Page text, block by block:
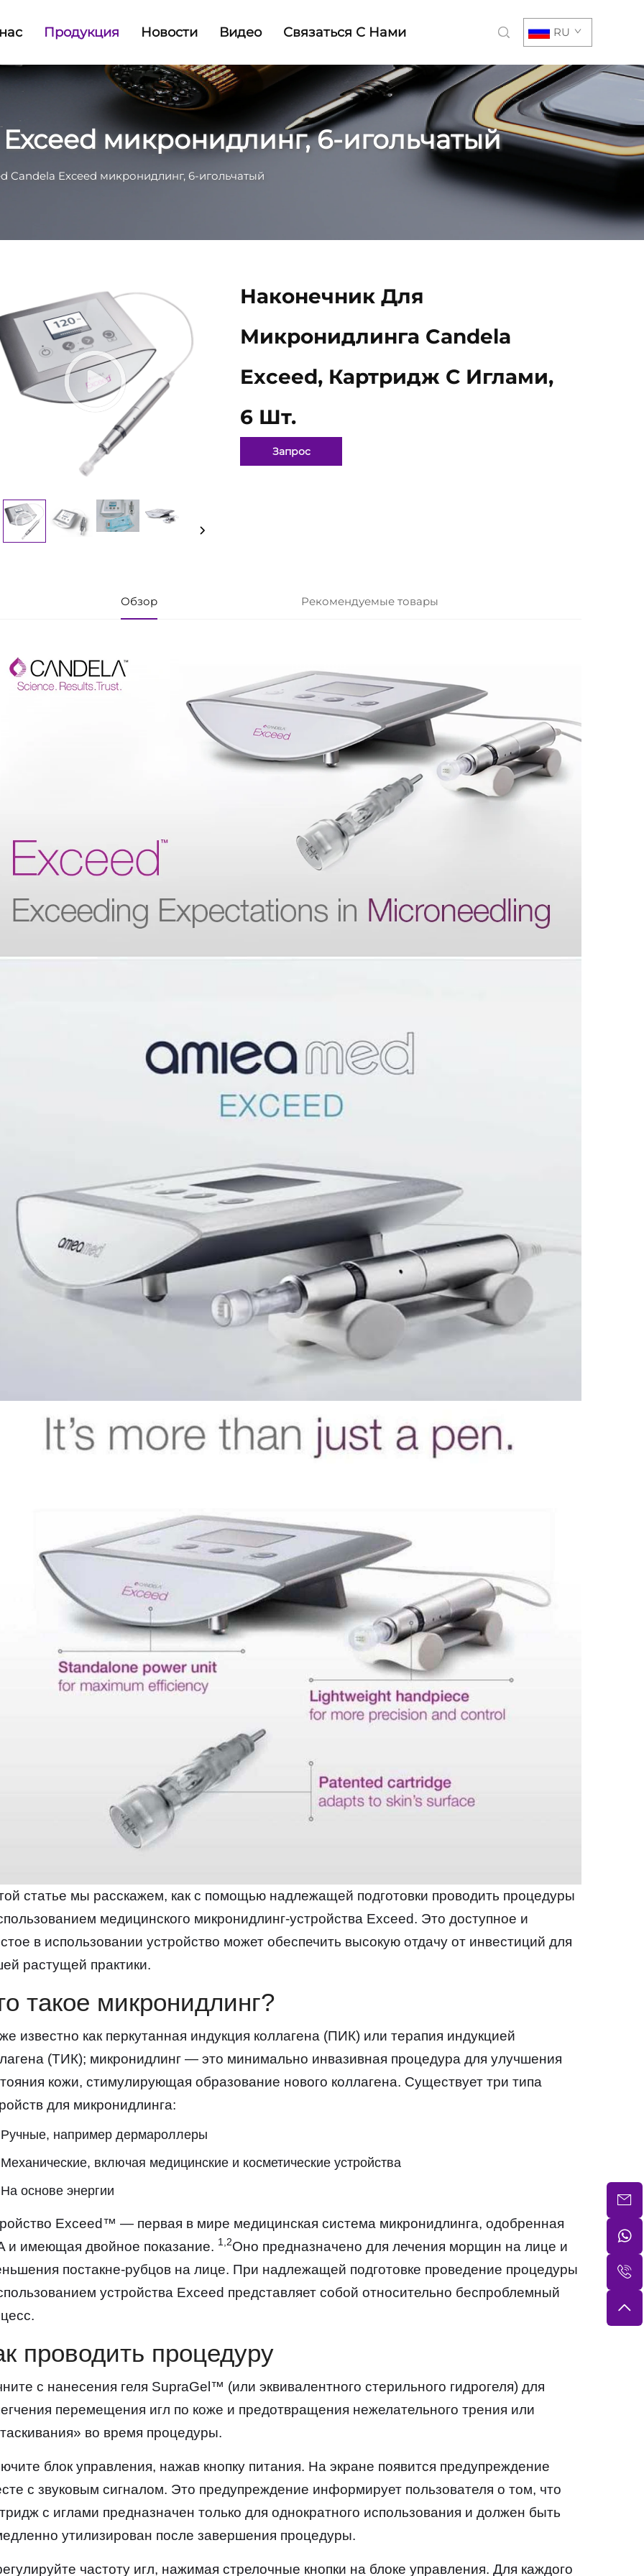
Продукция Новости Видео Связаться С Нами RU
микронидлинг, 6-игольчатый
Candela Exceed микронидлинг, 6-игольчатый
Наконечник Для
Микронидлинга Candela
Exceed, Картридж С Иглами,
6 Шт.
Запрос
Обзор Рекомендуемые товары
статье мы расскажем, как с помощью надлежащей подготовки проводить процедуры
медицинского микронидлинг-устройства Exceed. Это доступное и
в использовании устройство может обеспечить высокую отдачу от инвестиций для
растущей практики.
такое микронидлинг?
известно как перкутанная индукция коллагена (ПИК) или терапия индукцией
(ТИК); микронидлинг — это минимально инвазивная процедура для улучшения
кожи, стимулирующая образование нового коллагена. Существует три типа
для микронидлинга:
Ручные, например дермароллеры
Механические, включая медицинские и косметические устройства
На основе энергии
Exceed™ — первая в мире медицинская система микронидлинга, одобренная
и имеющая двойное показание. 1,2Оно предназначено для лечения морщин на лице и
постакне-рубцов на лице. При надлежащей подготовке проведение процедуры
устройства Exceed представляет собой относительно беспроблемный
проводить процедуру
с нанесения геля SupraGel™ (или эквивалентного стерильного гидрогеля) для
перемещения игл по коже и предотвращения нежелательного трения или
во время процедуры.
блок управления, нажав кнопку питания. На экране появится предупреждение
с звуковым сигналом. Это предупреждение информирует пользователя о том, что
с иглами предназначен только для однократного использования и должен быть
утилизирован после завершения процедуры.
частоту игл, нажимая стрелочные кнопки на блоке управления. Для каждого